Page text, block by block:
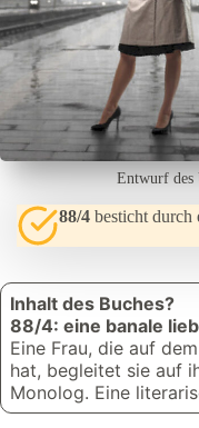
Entwurf des
88/4 besticht durch
Inhalt des Buches?
88/4: eine banale
Eine Frau, die auf
hat, begleitet sie auf
Monolog. Eine